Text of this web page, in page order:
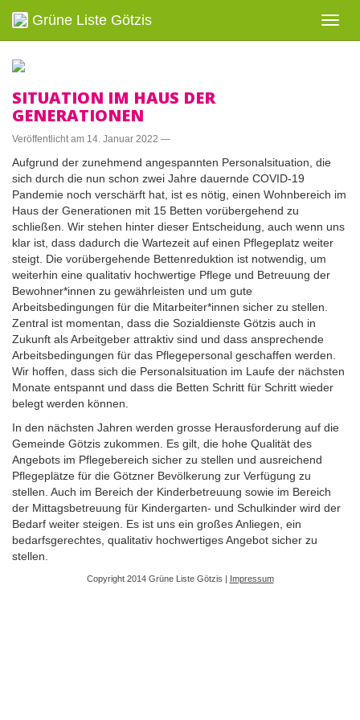
ein-/
Grüne Liste Götzis
SITUATION IM HAUS DER
GENERATIONEN
Veröffentlicht am 14. Januar 2022 —
Aufgrund der zunehmend angespannten Personalsituation, die
sich durch die nun schon zwei Jahre dauernde COVID-19
Pandemie noch verschärft hat, ist es nötig, einen Wohnbereich im
Haus der Generationen mit 15 Betten vorübergehend zu
schließen. Wir stehen hinter dieser Entscheidung, auch wenn uns
klar ist, dass dadurch die Wartezeit auf einen Pflegeplatz weiter
steigt. Die vorübergehende Bettenreduktion ist notwendig, um
weiterhin eine qualitativ hochwertige Pflege und Betreuung der
Bewohner*innen zu gewährleisten und um gute
Arbeitsbedingungen für die Mitarbeiter*innen sicher zu stellen.
Zentral ist momentan, dass die Sozialdienste Götzis auch in
Zukunft als Arbeitgeber attraktiv sind und dass ansprechende
Arbeitsbedingungen für das Pflegepersonal geschaffen werden.
Wir hoffen, dass sich die Personalsituation im Laufe der nächsten
Monate entspannt und dass die Betten Schritt für Schritt wieder
belegt werden können.
In den nächsten Jahren werden grosse Herausforderung auf die
Gemeinde Götzis zukommen. Es gilt, die hohe Qualität des
Angebots im Pflegebereich sicher zu stellen und ausreichend
Pflegeplätze für die Götzner Bevölkerung zur Verfügung zu
stellen. Auch im Bereich der Kinderbetreuung sowie im Bereich
der Mittagsbetreuung für Kindergarten- und Schulkinder wird der
Bedarf weiter steigen. Es ist uns ein großes Anliegen, ein
bedarfsgerechtes, qualitativ hochwertiges Angebot sicher zu
stellen.
Copyright 2014 Grüne Liste Götzis | Impressum